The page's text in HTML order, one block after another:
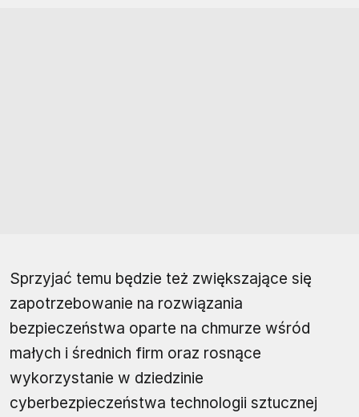
Sprzyjać temu będzie też zwiększające się
zapotrzebowanie na rozwiązania
bezpieczeństwa oparte na chmurze wśród
małych i średnich firm oraz rosnące
wykorzystanie w dziedzinie
cyberbezpieczeństwa technologii sztucznej